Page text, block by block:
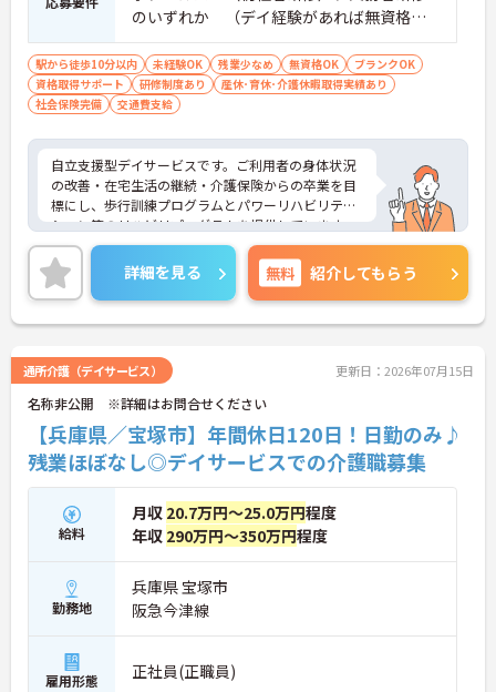
のいずれか （デイ経験があれば無資格の
応募可） ※現場未経験・ブランクOK、土日
祝の勤務が可能な方優遇 ■普通自動車運転
免許（ペーパー不可）
駅から徒歩10分以内 未経験OK 残業少なめ 無資格OK
ブランクOK
資格取得サポート
研修制度あり
産休･育休･介護休暇取得実績あり
社会保険完備
交通費支給
自立支援型デイサービスです。ご利用者の身体状況
の改善・在宅生活の継続・介護保険からの卒業を目
標にし、歩行訓練プログラムとパワーリハビリテー
ション等のリハビリプログラムを提供しています。
入社時はもちろん、定期的に研修を行い、スキルア
ップを目指せます。日勤のみ、週1日～の勤務が相談
できます。
ご興味のある方には、面接対策ポイントなど、さら
に詳細をお話しいたしますのでお気軽にご相談くだ
詳細を見る 無料 紹介してもらう
通所介護（デイサービス） 更新日：2026年07月15日
名称非公開 ※詳細はお問合せください
【兵庫県／宝塚市】年間休日120日！日勤のみ♪
残業ほぼなし◎デイサービスでの介護職募集
給料
月収 20.7万円～25.0万円程度
年収 290万円～350万円程度
勤務地
兵庫県 宝塚市
阪急今津線
雇用形態 正社員(正職員)